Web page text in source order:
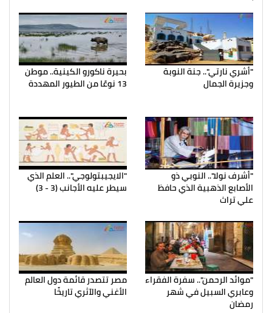
"أشري نارتي".. جنة النوبة
وجزيرة الجمال
بحيرة ناكورو الكينية.. موطن
13 نوعًا من الطيور المهددة
"أشرف نولا".. النوبي ذو
الأصابع الذهبية الذي حافظ
علي تراث
"الايجيبتولوجي".. العلم الذي
سيطر عليه الأجانب (3 - 3)
"موائد الرحمن".. سفرة الفقراء
وعابري السبيل في شهر
رمضان
مصر تتصدر قائمة دول العالم
الأغني والآثري تاريخًا